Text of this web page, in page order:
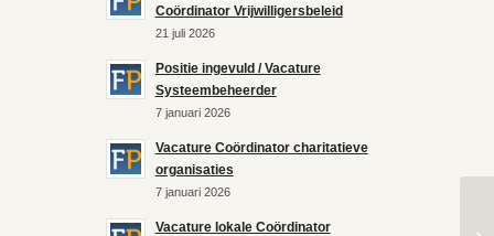
Coördinator Vrijwilligersbeleid
21 juli 2026
Positie ingevuld / Vacature
Systeembeheerder
7 januari 2026
Vacature Coördinator charitatieve
organisaties
7 januari 2026
Vacature lokale Coördinator